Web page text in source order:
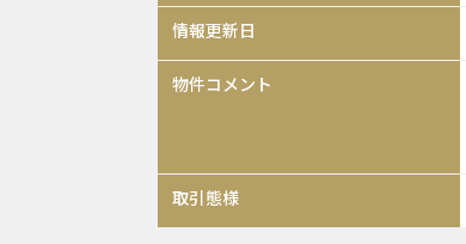
情報更新日
物件コメント
取引態様